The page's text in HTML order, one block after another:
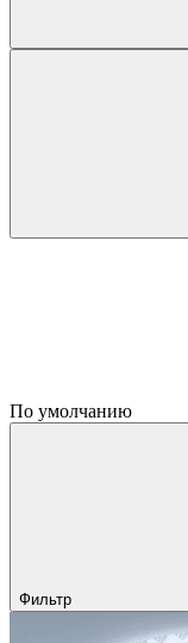
По умолчанию
Фильтр